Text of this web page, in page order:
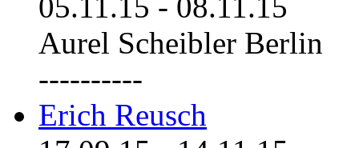
Aurel Scheibler Berlin
----------
Erich Reusch